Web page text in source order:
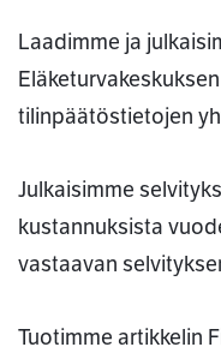
Laadimme ja
tilinpäätöstietojen
Julkaisimme
kustannuksista
vastaavan
Tuotimme artikkelin